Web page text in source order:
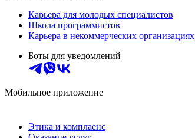
Карьера для молодых специалистов
Школа программистов
Карьера в некоммерческих организациях
Боты для уведомлений
Мобильное приложение
Этика и комплаенс